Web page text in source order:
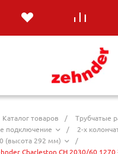
Каталог товаров /
Трубчатые
подключение / 2-х
(высота 292 мм)
/
Charleston CH 2030/60